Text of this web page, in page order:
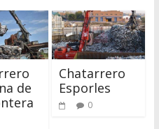
de
Chatarrero
Esporles
0